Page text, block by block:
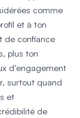
comme
et à ton
de confiance
plus ton
d’engagement
surtout quand
et
de